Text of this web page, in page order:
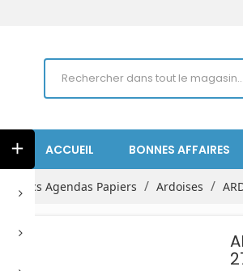
ACCUEIL BONNES AFFAIRES
add
Blocs Agendas Papiers Ardoises